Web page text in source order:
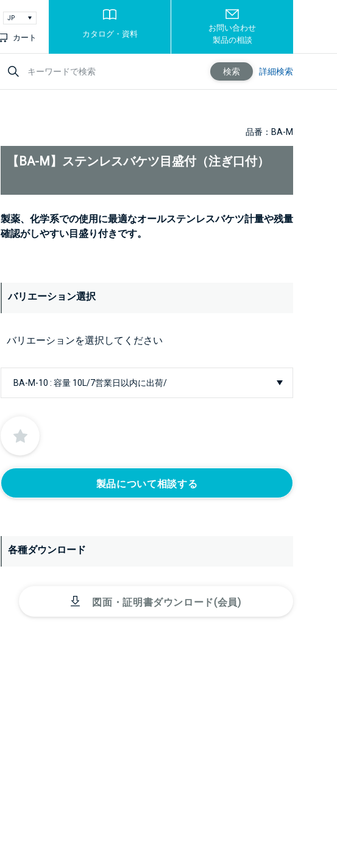
カート カタログ・資料
お問い合わせ
製品の相談
検索 詳細検索
品番：BA-M
【BA-M】ステンレスバケツ目盛付（注ぎ口付）
製薬、化学系での使用に最適なオールステンレスバケツ計量や残量
確認がしやすい目盛り付きです。
バリエーション選択
バリエーションを選択してください
製品について相談する
各種ダウンロード
図面・証明書ダウンロード(会員)